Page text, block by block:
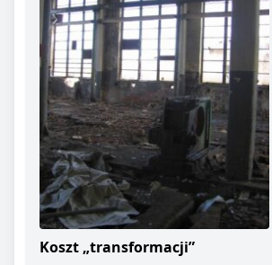
Koszt „transformacji”